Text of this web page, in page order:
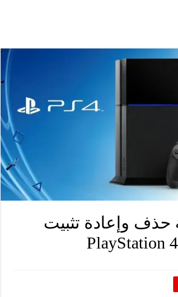
وإعادة تثبيت